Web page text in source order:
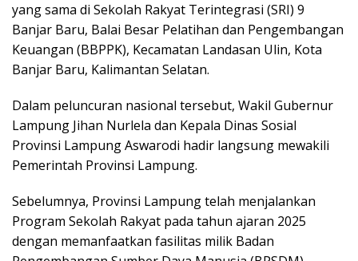
yang sama di Sekolah Rakyat Terintegrasi (SRI) 9
Banjar Baru, Balai Besar Pelatihan dan Pengembangan
Keuangan (BBPPK), Kecamatan Landasan Ulin, Kota
Banjar Baru, Kalimantan Selatan.
Dalam peluncuran nasional tersebut, Wakil Gubernur
Lampung Jihan Nurlela dan Kepala Dinas Sosial
Provinsi Lampung Aswarodi hadir langsung mewakili
Pemerintah Provinsi Lampung.
Sebelumnya, Provinsi Lampung telah menjalankan
Program Sekolah Rakyat pada tahun ajaran 2025
dengan memanfaatkan fasilitas milik Badan